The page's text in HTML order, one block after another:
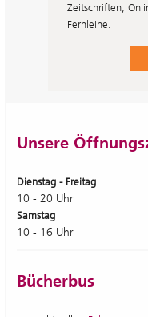
Außenseiten-
künstlerische Reaktionen
Sammlung Prinzhorn, die
der Fassade des Haus am
Zeitschriften,
Fernleihe.
Unsere
Dienstag - Freitag
10 - 20 Uhr
Samstag
10 - 16 Uhr
Bücherbus